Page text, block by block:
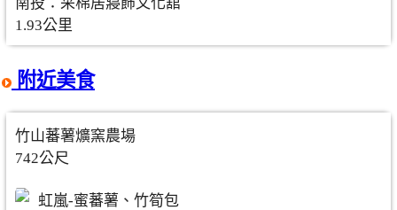
1.93公里
附近美食
竹山蕃薯爌窯農場
742公尺
虹嵐-蜜蕃薯、竹筍包